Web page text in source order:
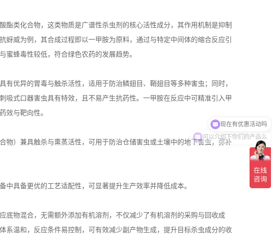
酯类化合物，这类物质是广谱性杀虫剂的核心活性成分，其作用机制是抑制
威为例，其合成过程即以一甲胺为原料，通过与特定中间体的缩合反应引
蜜蜂毒性较低，符合绿色农药的发展趋势。
优异的胃毒与触杀活性，适用于防治鳞翅目、鞘翅目等多种害虫；同时，
式口器害虫具有特效，且不易产生抗药性。一甲胺在反应中可精准引入甲
效与靶向性。
物）兼具触杀与熏蒸活性，可用于防治仓储害虫或土壤中的地下害虫，弥补
具备更优的工艺适配性，可显著提升生产效率并降低成本。
底物混合，无需额外添加有机溶剂，不仅减少了有机溶剂的采购与回收成
温和，反应条件易控制，可有效减少副产物生成，提升目标杀虫成分的收
可以介绍下你们的产品么